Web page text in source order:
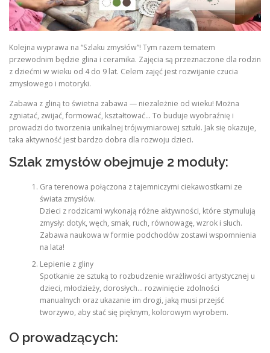
Kolejna wyprawa na “Szlaku zmysłów”! Tym razem tematem
przewodnim będzie glina i ceramika. Zajęcia są przeznaczone dla rodzin
z dziećmi w wieku od 4 do 9 lat. Celem zajęć jest rozwijanie czucia
zmysłowego i motoryki.
Zabawa z gliną to świetna zabawa — niezależnie od wieku! Można
zgniatać, zwijać, formować, kształtować… To buduje wyobraźnię i
prowadzi do tworzenia unikalnej trójwymiarowej sztuki. Jak się okazuje,
taka aktywność jest bardzo dobra dla rozwoju dzieci.
Szlak zmysłów obejmuje 2 moduły:
Gra terenowa połączona z tajemniczymi ciekawostkami ze
świata zmysłów.
Dzieci z rodzicami wykonają różne aktywności, które stymulują
zmysły: dotyk, węch, smak, ruch, równowagę, wzrok i słuch.
Zabawa naukowa w formie podchodów zostawi wspomnienia
na lata!
Lepienie z gliny
Spotkanie ze sztuką to rozbudzenie wrażliwości artystycznej u
dzieci, młodzieży, dorosłych… rozwinięcie zdolności
manualnych oraz ukazanie im drogi, jaką musi przejść
tworzywo, aby stać się pięknym, kolorowym wyrobem.
O prowadzących: